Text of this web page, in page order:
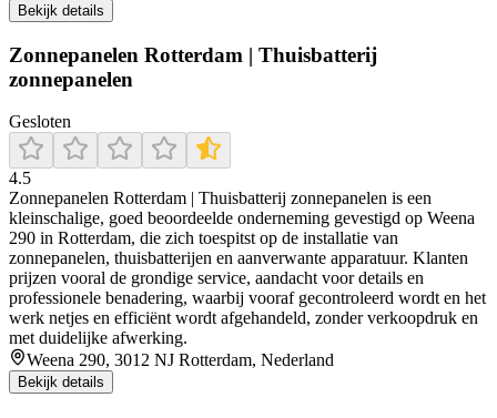
Bekijk details
Zonnepanelen Rotterdam | Thuisbatterij
zonnepanelen
Gesloten
4.5
Zonnepanelen Rotterdam | Thuisbatterij zonnepanelen is een
kleinschalige, goed beoordeelde onderneming gevestigd op Weena
290 in Rotterdam, die zich toespitst op de installatie van
zonnepanelen, thuisbatterijen en aanverwante apparatuur. Klanten
prijzen vooral de grondige service, aandacht voor details en
professionele benadering, waarbij vooraf gecontroleerd wordt en het
werk netjes en efficiënt wordt afgehandeld, zonder verkoopdruk en
met duidelijke afwerking.
Weena 290, 3012 NJ Rotterdam, Nederland
Bekijk details